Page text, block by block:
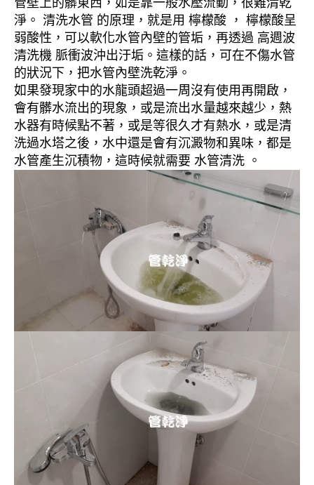
管壁上的髒東西，如是靠一般水壓流動，很難清乾
淨。 清洗水管 的原理，就是用 檸檬酸 ， 檸檬酸呈
弱酸性，可以軟化水管內壁的管垢，再透過 高週波
清洗機 脈衝波沖出汙垢。這樣的話，可在不傷水管
的狀況下，把水管內壁洗乾淨。
如果發現家中的水龍頭超過一周沒有使用再開啟，
會有髒水流出的現象，或是流出水量越來越少，熱
水器有時候點不著，或是等很久才有熱水，或是清
洗過水塔之後，水中還是會有沉澱物和異味，都是
水管產生沉積物，這時候就需要 水管清洗 。